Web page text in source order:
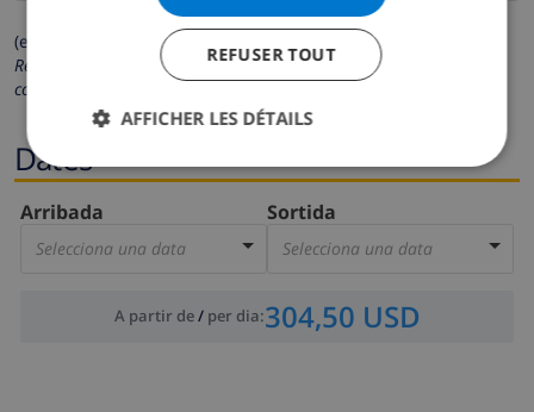
(els camps marcats amb * són obligatoris)
Respectem la teva privacitat. Les teves dades personals no es
compartiran amb tercers.
Dates
Arribada
Selecciona una data
Sortida
Selecciona una data
A partir de/ per dia:304,50 USD
REFUSER TOUT
AFFICHER LES DÉTAILS